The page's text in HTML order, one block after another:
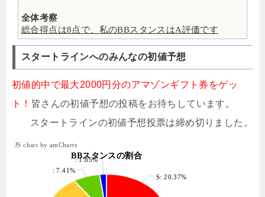
全体考察
総合得点は8点で、私のBBスタンスはA評価です
スタートラインへのみんなの初値予想
初値的中で最大2000円分のアマゾンギフト券をゲッ
ト！ 皆さんの初値予想の投稿をお待ちしています。
スタートラインの初値予想投票は締め切りました。
: 1.85%
: 7.41%
S: 20.37%
BBスタンスの割合
JS chart by amCharts